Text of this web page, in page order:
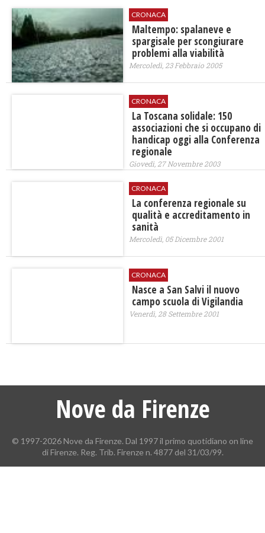
CRONACA
Maltempo: spalaneve e
spargisale per scongiurare
problemi alla viabilità
Mercoledì, 23 Febbraio 2005
CRONACA
La Toscana solidale: 150
associazioni che si occupano di
handicap oggi alla Conferenza
regionale
Giovedì, 27 Novembre 2003
CRONACA
La conferenza regionale su
qualità e accreditamento in
sanità
Mercoledì, 05 Dicembre 2001
CRONACA
Nasce a San Salvi il nuovo
campo scuola di Vigilandia
Venerdì, 28 Settembre 2001
Nove da Firenze
© 1997-2026 Nove da Firenze. Dal 1997 il primo quotidiano on line
di Firenze. Reg. Trib. Firenze n. 4877 del 31/03/99.